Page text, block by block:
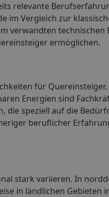
relevante
im Vergleich zur
verwandten
ermöglichen.
für
Energien sind
die speziell auf die
beruflicher
stark variieren. In
in ländlichen Gebieten